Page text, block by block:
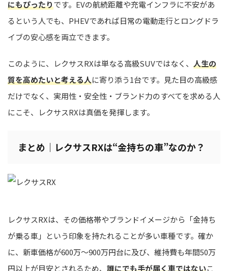
にもぴったりです。EVの航続距離や充電インフラに不安があ
るという人でも、PHEVであれば日常の電動走行とロングドラ
イブの安心感を両立できます。
このように、レクサスRXは単なる高級SUVではなく、 人生の
質を高めたいと考える人に寄り添う1台です。見た目の高級感
だけでなく、実用性・安全性・ブランド力のすべてを求める人
にこそ、レクサスRXは真価を発揮します。
まとめ｜レクサスRXは“金持ちの車”なのか？
レクサスRXは、その価格帯やブランドイメージから「金持ち
が乗る車」という印象を持たれることが多い車種です。確か
に、新車価格が600万〜900万円台に及び、維持費も年間50万
円以上が目安とされるため、 誰にでも手が届く車ではないこ